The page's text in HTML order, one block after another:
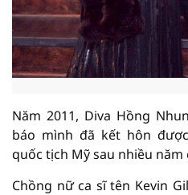
Năm 2011, Diva Hồng
báo mình đã kết hôn
quốc tịch Mỹ sau nhiều năm
Chồng nữ ca sĩ tên Kevin